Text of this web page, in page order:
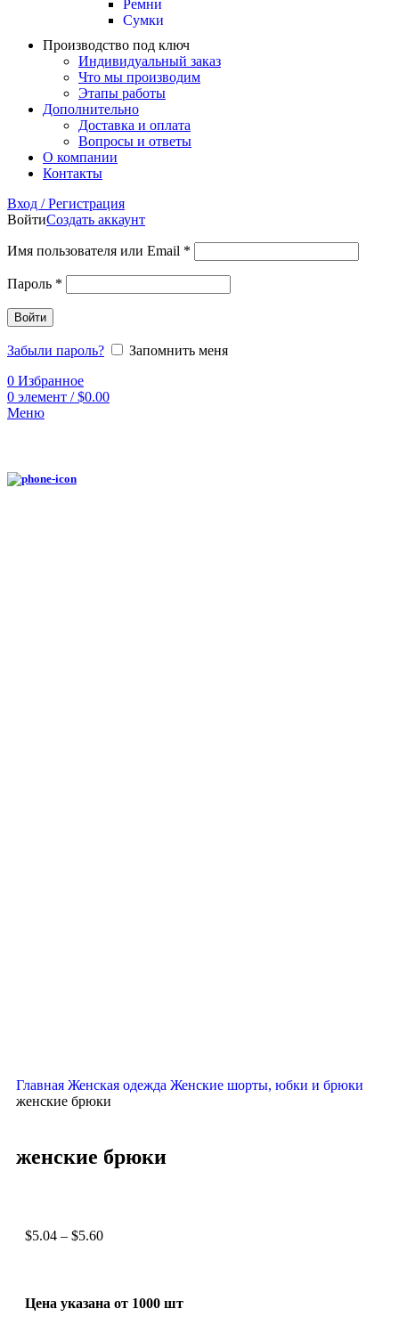
Ремни
Сумки
Производство под ключ
Индивидуальный заказ
Что мы производим
Этапы работы
Дополнительно
Доставка и оплата
Вопросы и ответы
О компании
Контакты
Вход / Регистрация
ВойтиСоздать аккаунт
Имя пользователя или Email *
Пароль *
Войти
Забыли пароль?
Запомнить меня
0 Избранное
0 элемент / $0.00
Меню
Главная Женская одежда Женские шорты, юбки и брюки
женские брюки
женские брюки
$5.04 – $5.60
Цена указана от 1000 шт